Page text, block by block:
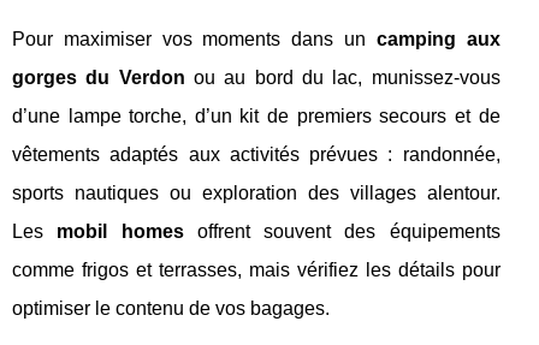
Pour maximiser vos moments dans un camping aux
gorges du Verdon ou au bord du lac, munissez-vous
d’une lampe torche, d’un kit de premiers secours et de
vêtements adaptés aux activités prévues : randonnée,
sports nautiques ou exploration des villages alentour.
Les mobil homesoffrent souvent des équipements
comme frigos et terrasses, mais vérifiez les détails pour
optimiser le contenu de vos bagages.